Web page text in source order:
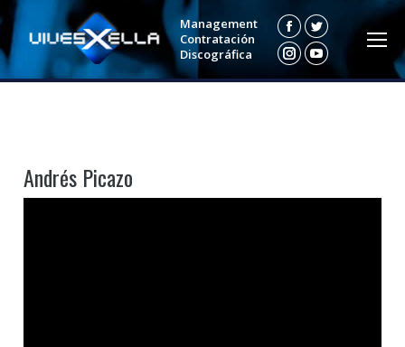
Management
Contratación
Discográfica
FacebookTwitter
Instagram
YouTube
Andrés Picazo